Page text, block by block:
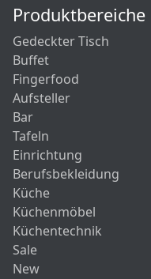
Produktbereiche
Gedeckter Tisch
Buffet
Fingerfood
Aufsteller
Bar
Tafeln
Einrichtung
Berufsbekleidung
Küche
Küchenmöbel
Küchentechnik
Sale
New